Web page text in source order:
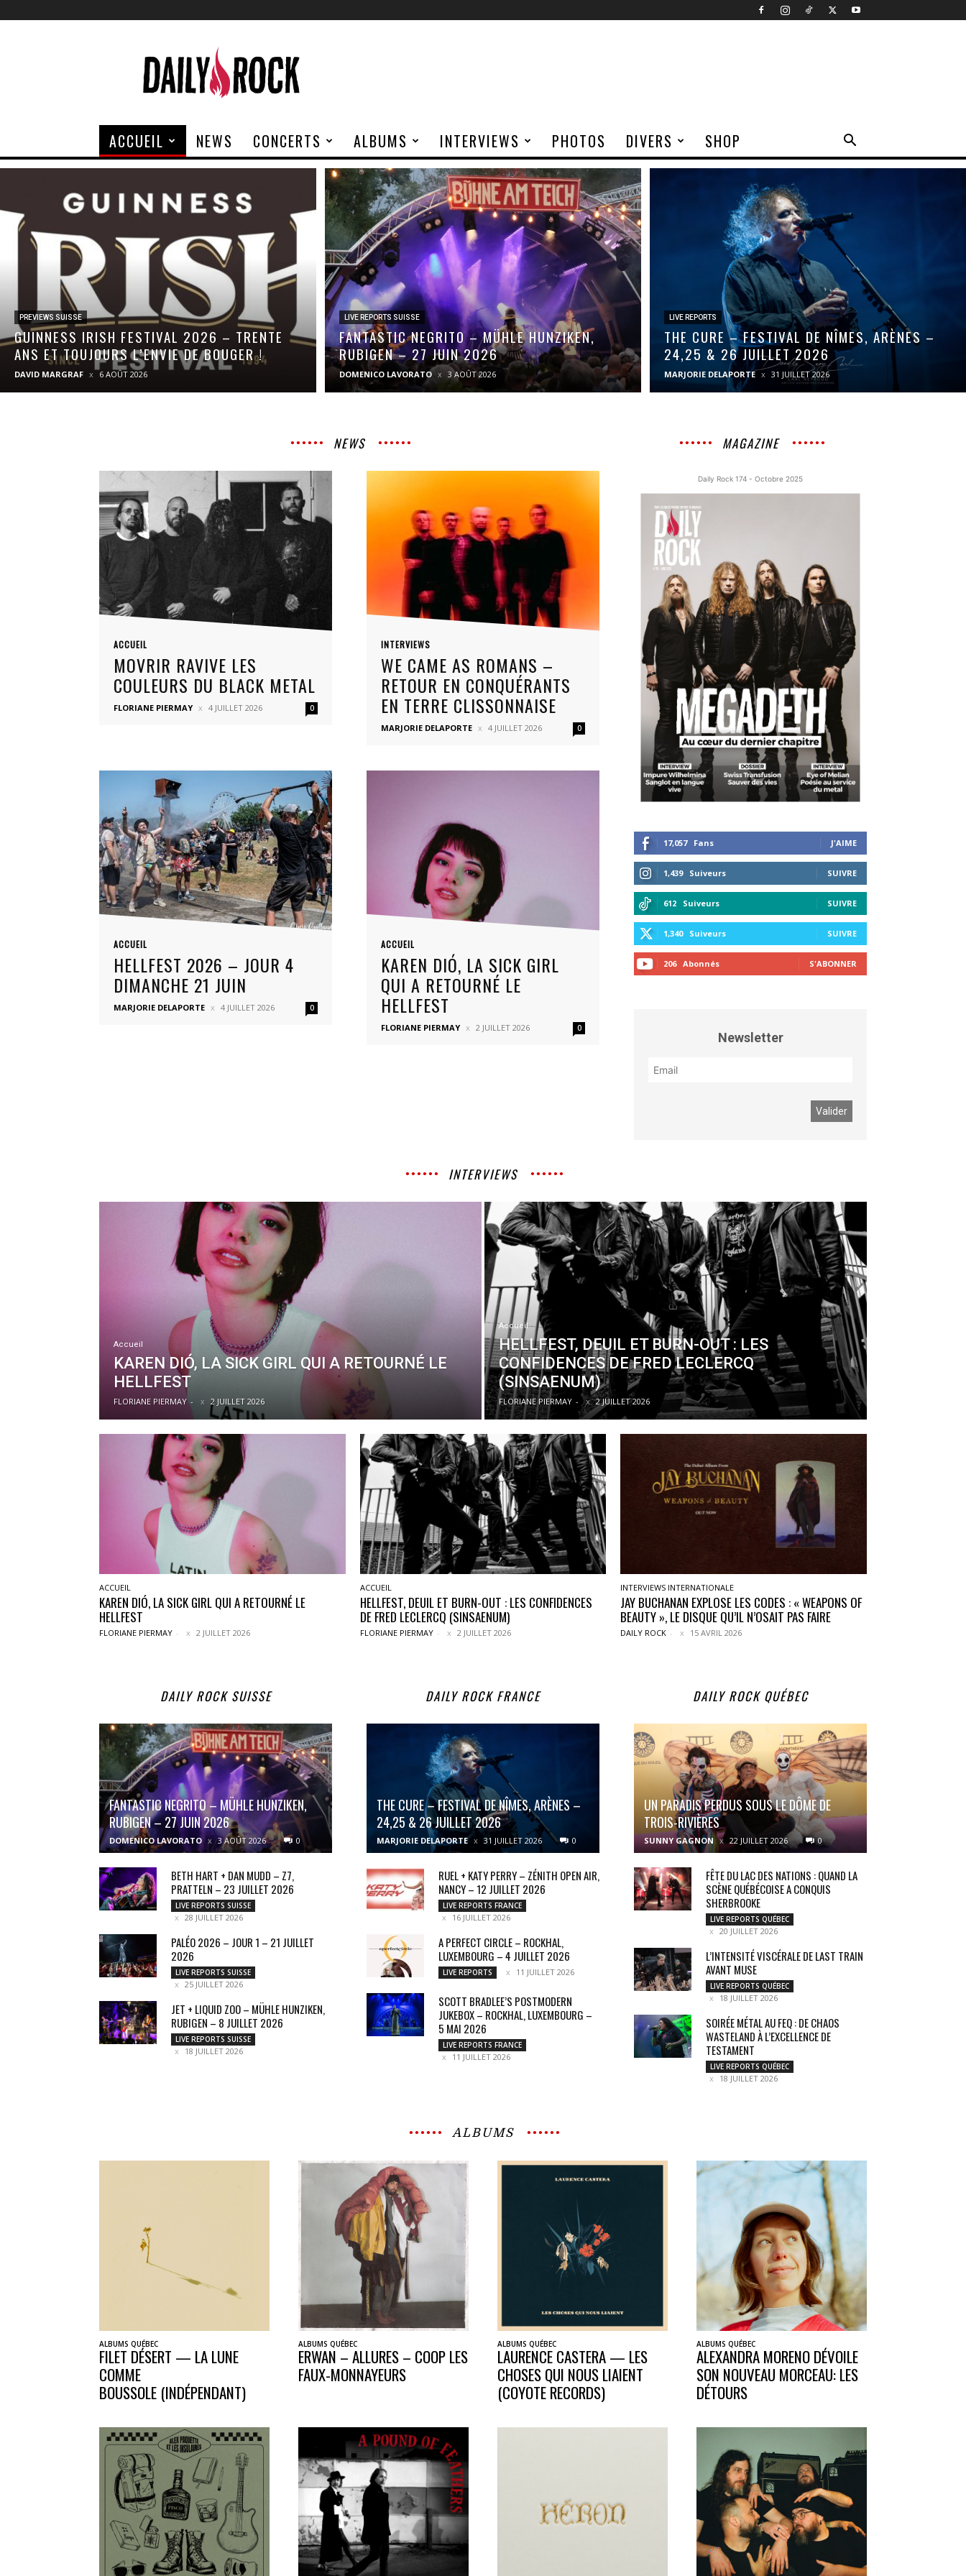
Rock
ACCUEIL NEWS CONCERTS ALBUMS INTERVIEWS PHOTOS DIVERS SHOP
PREVIEWS SUISSE
GUINNESS IRISH FESTIVAL 2026 – TRENTE
ANS ET TOUJOURS L’ENVIE DE BOUGER !
DAVID MARGRAF 6 AOÛT 2026
LIVE REPORTS SUISSE
FANTASTIC NEGRITO – MÜHLE HUNZIKEN,
RUBIGEN – 27 JUIN 2026
DOMENICO LAVORATO 3 AOÛT 2026
LIVE REPORTS
THE CURE – FESTIVAL DE NÎMES, ARÈNES –
24,25 & 26 JUILLET 2026
MARJORIE DELAPORTE 31 JUILLET 2026
NEWS
ACCUEIL
MOVRIR RAVIVE LES
COULEURS DU BLACK METAL
FLORIANE PIERMAY 4 JUILLET 2026 0
INTERVIEWS
WE CAME AS ROMANS –
RETOUR EN CONQUÉRANTS
EN TERRE CLISSONNAISE
MARJORIE DELAPORTE 4 JUILLET 2026 0
ACCUEIL
HELLFEST 2026 – JOUR 4
DIMANCHE 21 JUIN
MARJORIE DELAPORTE 4 JUILLET 2026 0
ACCUEIL
KAREN DIÓ, LA SICK GIRL
QUI A RETOURNÉ LE
HELLFEST
FLORIANE PIERMAY 2 JUILLET 2026 0
MAGAZINE
Daily Rock 174 - Octobre 2025
17,057 Fans J'AIME
1,439 Suiveurs SUIVRE
612 Suiveurs SUIVRE
1,340 Suiveurs SUIVRE
206 Abonnés S'ABONNER
Newsletter
INTERVIEWS
Accueil
KAREN DIÓ, LA SICK GIRL QUI A RETOURNÉ LE
HELLFEST
FLORIANE PIERMAY - 2 JUILLET 2026
Accueil
HELLFEST, DEUIL ET BURN-OUT : LES
CONFIDENCES DE FRED LECLERCQ
(SINSAENUM)
FLORIANE PIERMAY - 2 JUILLET 2026
ACCUEIL
KAREN DIÓ, LA SICK GIRL QUI A RETOURNÉ LE
HELLFEST
FLORIANE PIERMAY - 2 JUILLET 2026
ACCUEIL
HELLFEST, DEUIL ET BURN-OUT : LES CONFIDENCES
DE FRED LECLERCQ (SINSAENUM)
FLORIANE PIERMAY - 2 JUILLET 2026
INTERVIEWS INTERNATIONALE
JAY BUCHANAN EXPLOSE LES CODES : « WEAPONS OF
BEAUTY », LE DISQUE QU’IL N’OSAIT PAS FAIRE
DAILY ROCK - 15 AVRIL 2026
DAILY ROCK SUISSE
FANTASTIC NEGRITO – MÜHLE HUNZIKEN,
RUBIGEN – 27 JUIN 2026
DOMENICO LAVORATO 3 AOÛT 2026 0
BETH HART + DAN MUDD – Z7,
PRATTELN – 23 JUILLET 2026
LIVE REPORTS SUISSE
28 JUILLET 2026
PALÉO 2026 – JOUR 1 – 21 JUILLET
2026
LIVE REPORTS SUISSE
25 JUILLET 2026
JET + LIQUID ZOO – MÜHLE HUNZIKEN,
RUBIGEN – 8 JUILLET 2026
LIVE REPORTS SUISSE
18 JUILLET 2026
DAILY ROCK FRANCE
THE CURE – FESTIVAL DE NÎMES, ARÈNES –
24,25 & 26 JUILLET 2026
MARJORIE DELAPORTE 31 JUILLET 2026 0
RUEL + KATY PERRY – ZÉNITH OPEN AIR,
NANCY – 12 JUILLET 2026
LIVE REPORTS FRANCE
16 JUILLET 2026
A PERFECT CIRCLE – ROCKHAL,
LUXEMBOURG – 4 JUILLET 2026
LIVE REPORTS 11 JUILLET 2026
SCOTT BRADLEE’S POSTMODERN
JUKEBOX – ROCKHAL, LUXEMBOURG –
5 MAI 2026
LIVE REPORTS FRANCE
11 JUILLET 2026
DAILY ROCK QUÉBEC
UN PARADIS PERDUS SOUS LE DÔME DE
TROIS-RIVIÈRES
SUNNY GAGNON 22 JUILLET 2026 0
FÊTE DU LAC DES NATIONS : QUAND LA
SCÈNE QUÉBÉCOISE A CONQUIS
SHERBROOKE
LIVE REPORTS QUÉBEC
20 JUILLET 2026
L’INTENSITÉ VISCÉRALE DE LAST TRAIN
AVANT MUSE
LIVE REPORTS QUÉBEC
18 JUILLET 2026
SOIRÉE MÉTAL AU FEQ : DE CHAOS
WASTELAND À L’EXCELLENCE DE
TESTAMENT
LIVE REPORTS QUÉBEC
18 JUILLET 2026
ALBUMS
ALBUMS QUÉBEC
FILET DÉSERT — LA LUNE
COMME
BOUSSOLE (INDÉPENDANT)
ALBUMS QUÉBEC
ERWAN – ALLURES – COOP LES
FAUX-MONNAYEURS
ALBUMS QUÉBEC
LAURENCE CASTERA — LES
CHOSES QUI NOUS LIAIENT
(COYOTE RECORDS)
ALBUMS QUÉBEC
ALEXANDRA MORENO DÉVOILE
SON NOUVEAU MORCEAU: LES
DÉTOURS